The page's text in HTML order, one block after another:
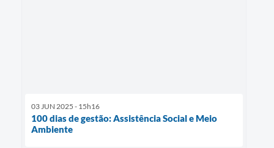
03 JUN 2025 - 15h16
100 dias de gestão: Assistência Social e Meio
Ambiente